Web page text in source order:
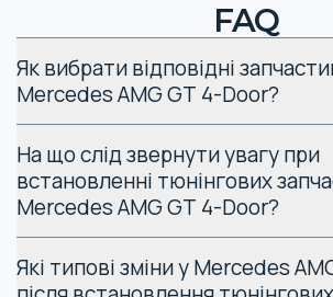
Також тюнінг покращує зовнішній вигляд
німецької марки.
Види
тюнінгу
AMG GT 4-Door
FAQ
Як вибрати відповідні
Mercedes AMG GT 4-Door?
На що слід звернути увагу при
встановленні тюнінгових
Mercedes AMG GT 4-Door?
Які типові зміни у Mercedes